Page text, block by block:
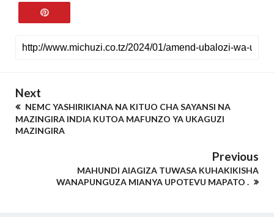
Next
NEMC YASHIRIKIANA NA KITUO CHA SAYANSI NA
MAZINGIRA INDIA KUTOA MAFUNZO YA UKAGUZI
MAZINGIRA
Previous
MAHUNDI AIAGIZA TUWASA KUHAKIKISHA
WANAPUNGUZA MIANYA UPOTEVU MAPATO .